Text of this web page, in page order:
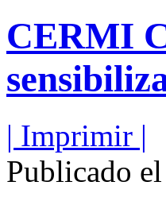
CERMI
| Imprimir |
Publicado